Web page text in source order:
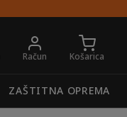
ZAŠTITNA OPREMA
Košarica
Račun